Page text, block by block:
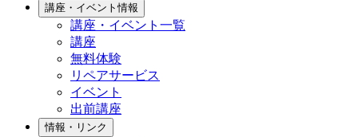
講座・イベント情報
講座・イベント一覧
講座
無料体験
リペアサービス
イベント
出前講座
情報・リンク